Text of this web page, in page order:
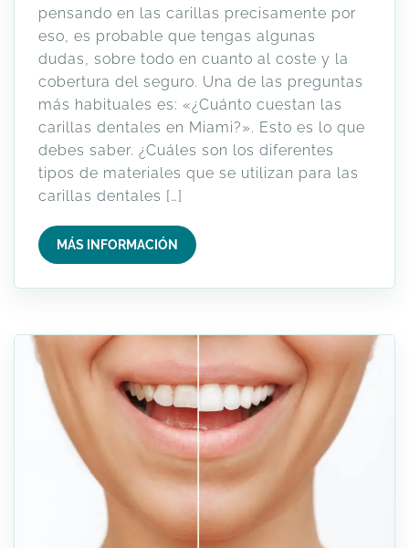
pensando en las carillas precisamente por
eso, es probable que tengas algunas
dudas, sobre todo en cuanto al coste y la
cobertura del seguro. Una de las preguntas
más habituales es: «¿Cuánto cuestan las
carillas dentales en Miami?». Esto es lo que
debes saber. ¿Cuáles son los diferentes
tipos de materiales que se utilizan para las
carillas dentales […]
MÁS INFORMACIÓN